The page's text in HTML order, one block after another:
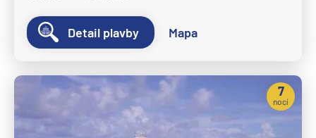
Detail plavby Mapa
7
nocí